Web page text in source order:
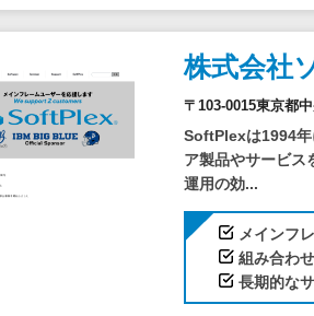
株式会社
〒103-0015東京都
SoftPlexは1994年
ア製品やサービス
運用の効...
メインフ
組み合わ
長期的な